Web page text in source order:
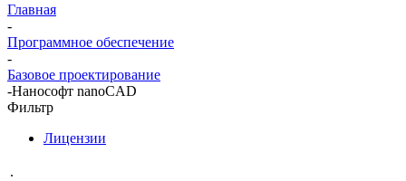
Главная
-
Программное обеспечение
-
Базовое проектирование
-Нанософт nanoCAD
Фильтр
Лицензии
.